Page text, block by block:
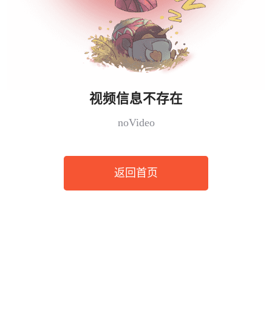
视频信息不存在
noVideo
返回首页